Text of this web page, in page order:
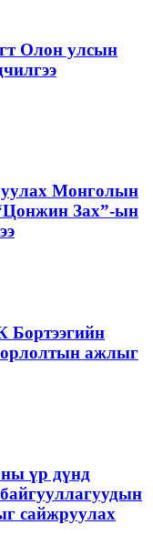
Олон улсын
Монголын
Зах”-ын
Бортээгийн
ажлыг
үр дүнд
сайжруулах